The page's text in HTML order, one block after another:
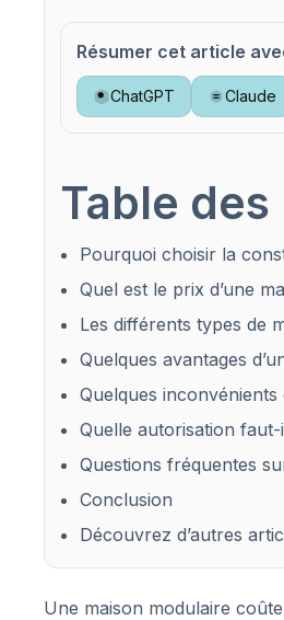
Résumer cet article
ChatGPT Claude
Table
Pourquoi choisir la
Quel est le prix d’une
Les différents types de
Quelques avantages
Quelques
Quelle autorisation
Questions fréquentes
Conclusion
Découvrez d’autres
Une maison modulaire